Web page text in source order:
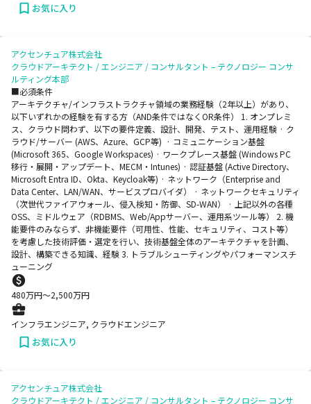
お気に入り
アクセンチュア株式会社
クラウドアーキテクト / エンジニア / コンサルタント – テクノロジー コンサ
ルティング本部
■必須条件
アーキテクチャ/インフラストラクチャ領域の業務経験（2年以上）があり、
以下いずれかの経験を有する方（AND条件ではなくOR条件） 1. オンプレミ
ス、クラウド問わず、以下の要件定義、設計、開発、テスト、運用経験 · ク
ラウド/サーバー (AWS、Azure、GCP等) · コミュニケーション基盤
(Microsoft 365、Google Workspaces) · ワークプレース基盤 (Windows PC
移行・展開・アップデート、MECM・Intunes) · 認証基盤 (Active Directory、
Microsoft Entra ID、Okta、Keycloak等) · ネットワーク（Enterprise and
Data Center、LAN/WAN、サービスプロバイダ） · ネットワークセキュリティ
（次世代ファイアウォール、侵入検知・防御、SD-WAN） · 上記以外の各種
OSS、ミドルウェア（RDBMS、Web/Appサーバー、運用系ツール等） 2. 機
能要件のみならず、非機能要件（可用性、性能、セキュリティ、コスト等）
を考慮した技術評価・選定を行い、技術基盤全体のアーキテクチャを計画、
設計、構築できる知識、経験 3. トラブルシューティングやパフォーマンスチ
ューニング
480万円〜2,500万円
インフラエンジニア, クラウドエンジニア
お気に入り
アクセンチュア株式会社
クラウドアーキテクト / エンジニア / コンサルタント – テクノロジー コンサ